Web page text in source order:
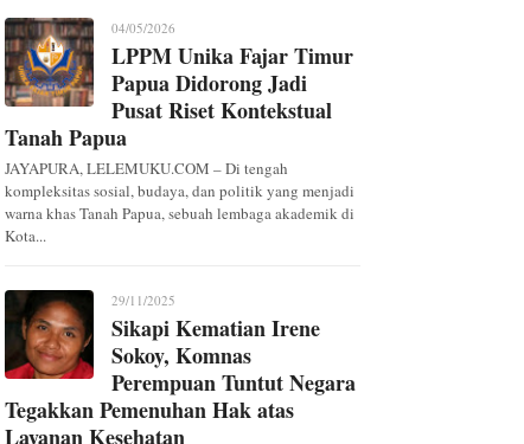
04/05/2026
LPPM Unika Fajar Timur
Papua Didorong Jadi
Pusat Riset Kontekstual
Tanah Papua
JAYAPURA, LELEMUKU.COM – Di tengah
kompleksitas sosial, budaya, dan politik yang menjadi
warna khas Tanah Papua, sebuah lembaga akademik di
Kota...
29/11/2025
Sikapi Kematian Irene
Sokoy, Komnas
Perempuan Tuntut Negara
Tegakkan Pemenuhan Hak atas
Layanan Kesehatan